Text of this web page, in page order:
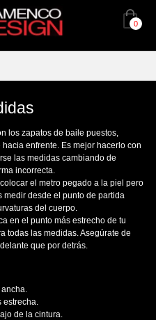
0
los zapatos de baile puestos,
enfrente. Es mejor hacerlo con
las medidas cambiando de
incorrecta.
el metro pegado a la piel pero
medir desde el punto de partida
del cuerpo.
en el punto más estrecho de tu
todas las medidas. Asegúrate de
que por detrás.
estrecha.
de la cintura.